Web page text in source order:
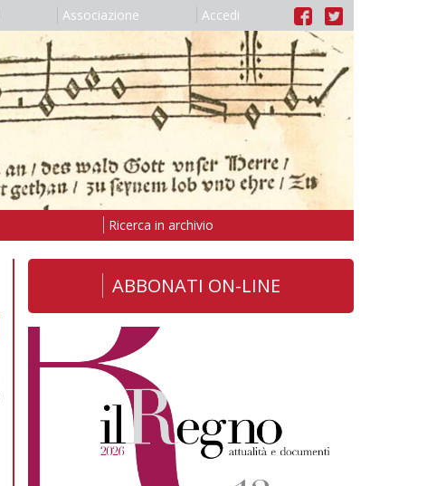
Associazione Accedi
Ricerca in archivio
ABBONATI ON-LINE